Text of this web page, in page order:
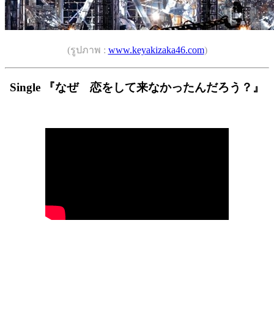
(รูปภาพ : www.keyakizaka46.com)
Single 『なぜ 恋をして来なかったんだろう？』